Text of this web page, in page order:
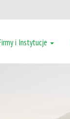
i Instytucje